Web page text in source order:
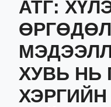
АТГ:
ХУВЬ НЬ